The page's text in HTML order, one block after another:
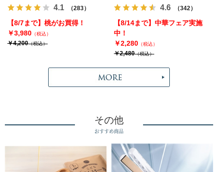
4.1 （283）
【8/7まで】桃がお買得！
￥3,980 （税込）
￥4,200（税込）
4.6 （342）
【8/14まで】中華フェア実施
中！
￥2,280 （税込）
￥2,480（税込）
その他
おすすめ商品